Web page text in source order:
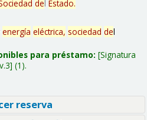
del Estado.
energía eléctrica, sociedad del
para préstamo: Signatura
(1).
reserva